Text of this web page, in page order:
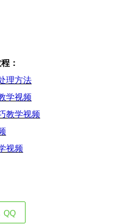
：
理方法
学视频
教学视频
视频
QQ